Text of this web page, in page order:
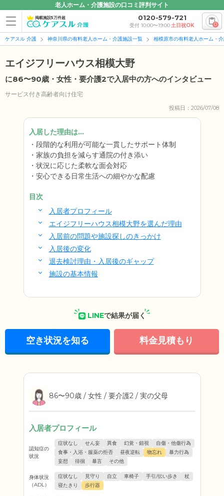
老人ホーム・介護施設の口コミ評判サイト
掲載施設5万件超 0120-579-721
受付 10:00〜19:00土日祝OK 0
ケアスル 介護 神奈川県の有料老人ホーム・介護施設一覧 相模原市の有料老人ホーム・
エイジフリーハウス相模大野
に86〜90歳・女性・要介護2で入居中の方へのインタビュー
サービス付き高齢者向け住宅
投稿日：2026/07/08
入居した理由は...
段階的な利用が可能な一貫したサポート体制
家族の負担を減らす通院の付き添い
状況に応じた柔軟な面会対応
安心できる日常生活への細やかな配慮
目次
入居者プロフィール
エイジフリーハウス相模大野を選んだ理由
入居前の問題や施設探しのきっかけ
入居後の変化
退去検討理由・入居後のギャップ
施設の基本情報
LINEで結果が届く
空き状況を知る 料金見積もり
86〜90歳 / 女性 / 要介護2 / 実の父母
入居者プロフィール
認知症の
状況
症状なし せん妄 異食 幻覚・錯視
自傷・他傷行為
食事・入浴・服薬の拒否
昼夜逆転 物忘れ
暴力行為
妄想
徘徊 暴言 その他
身体状況
（ADL）
症状なし 見守り 自立 車椅子 手引/伝い歩き
杖
寝たきり
歩行器